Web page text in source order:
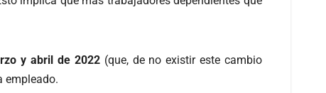
y abril de 2022(que, de no existir este cambio
empleado.